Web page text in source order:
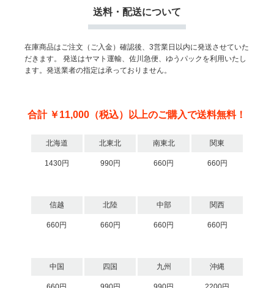
送料・配送について
在庫商品はご注文（ご入金）確認後、3営業日以内に発送させていた
だきます。
発送はヤマト運輸、佐川急便、ゆうパックを利用いたし
ます。発送業者の指定は承っておりません。
合計 ￥11,000（税込）以上のご購入で送料無料！
北海道 北東北 南東北 関東
1430円 990円 660円 660円
信越 北陸 中部 関西
660円 660円 660円 660円
中国 四国 九州 沖縄